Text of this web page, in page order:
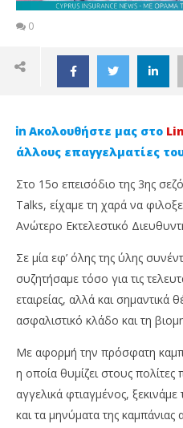
0
NOW
Ο Κυριάκος Τυλλής στο
Insurance Talks
Ιουνίου,
2025
Cyprus
Ακολουθήστε μας στο
άλλους επαγγελματίες
Στο 15ο επεισόδιο της 3ης
Talks, είχαμε τη χαρά να
Ανώτερο Εκτελεστικό
Σε μία εφ’ όλης της ύλης
συζητήσαμε τόσο για τις
εταιρείας, αλλά και
ασφαλιστικό κλάδο και τη
Με αφορμή την πρόσφατη
η οποία θυμίζει στους
αγγελικά φτιαγμένος,
και τα μηνύματα της καμπάνιας